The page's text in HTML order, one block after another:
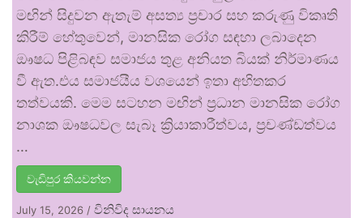
මඟින් සිදුවන ඇතැම් අසත්‍ය ප්‍රචාර සහ කරුණු විකෘති
කිරීම් හේතුවෙන්, මානසික රෝග සඳහා ලබාදෙන
ඖෂධ පිළිබඳව සමාජය තුළ අනියත බියක් නිර්මාණය
වී ඇත.එය සමාජයීය වශයෙන් ඉතා අහිතකර
තත්වයකි. මෙම සටහන මඟින් ප්‍රධාන මානසික රෝග
නාශක ඖෂධවල සැබෑ ක්‍රියාකාරීත්වය, ප්‍රචණ්ඩත්වය
…
වැඩිපුර කියවන්න
July 15, 2026 / විනිවිද සායනය